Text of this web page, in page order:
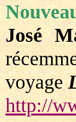
José
voyage
http://